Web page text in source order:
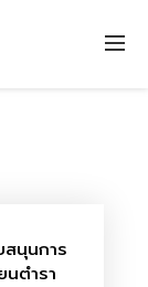
นุนการ
ตำรา